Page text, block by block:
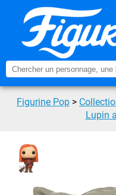
Figurine Pop >
Lupin